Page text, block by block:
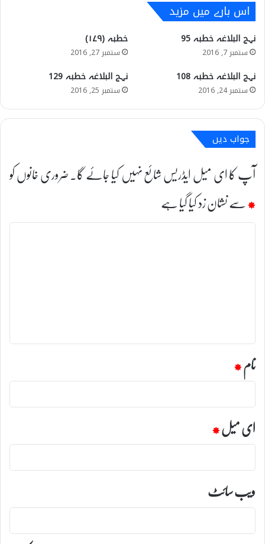
اس بارے میں مزید
نہج البلاغہ خطبہ 95
ستمبر 7, 2016
خطبہ (۱۷۹)
ستمبر 27, 2016
نہج البلاغہ خطبہ 108
ستمبر 24, 2016
نہج البلاغہ خطبہ 129
ستمبر 25, 2016
جواب دیں
آپ کا ای میل ایڈریس شائع نہیں کیا جائے گا۔ضروری خانوں کو
*سے نشان زد کیا گیا ہے
ت
نام*
ای میل*
ویب‌ سائٹ